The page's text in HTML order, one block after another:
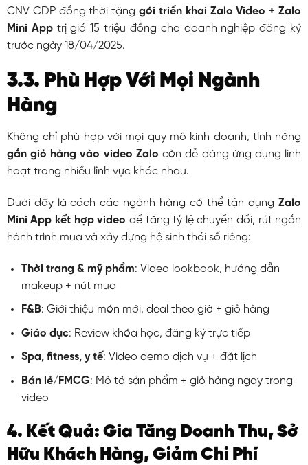
CNV CDP đồng thời tặnggói triển khai Zalo Video + Zalo
Mini Apptrị giá 15 triệu đồng cho doanh nghiệp đăng ký
trước ngày 18/04/2025.
3.3. Phù Hợp Với Mọi Ngành
Hàng
Không chỉ phù hợp với mọi quy mô kinh doanh, tính năng
gắn giỏ hàng vào video Zalo còn dễ dàng ứng dụng linh
hoạt trong nhiều lĩnh vực khác nhau.
Dưới đây là cách các ngành hàng có thể tận dụngZalo
Mini App kết hợp video để tăng tỷ lệ chuyển đổi, rút ngắn
hành trình mua và xây dựng hệ sinh thái số riêng:
Thời trang & mỹ phẩm: Video lookbook, hướng dẫn
makeup + nút mua
F&B: Giới thiệu món mới, deal theo giờ + giỏ hàng
Giáo dục: Review khóa học, đăng ký trực tiếp
Spa, fitness, y tế: Video demo dịch vụ + đặt lịch
Bán lẻ/FMCG: Mô tả sản phẩm + giỏ hàng ngay trong
video
4. Kết Quả: Gia Tăng Doanh Thu, Sở
Hữu Khách Hàng, Giảm Chi Phí